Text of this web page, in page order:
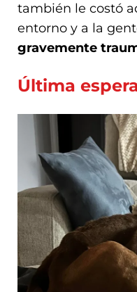
también le costó
entorno y a la
gravemente
Última